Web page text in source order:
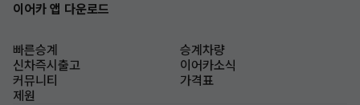
이어카 앱 다운로드
빠른승계
승계차량
신차즉시출고
이어카소식
커뮤니티
가격표
제원